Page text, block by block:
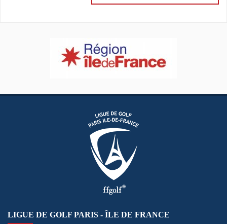
LIGUE DE GOLF PARIS - ÎLE DE FRANCE